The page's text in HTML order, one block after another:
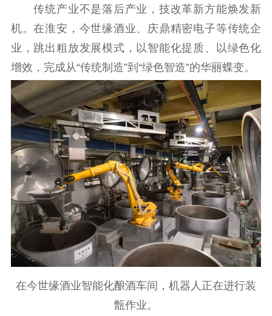
传统产业不是落后产业，技改革新方能焕发新
机。在淮安，今世缘酒业、庆鼎精密电子等传统企
业，跳出粗放发展模式，以智能化提质、以绿色化
增效，完成从“传统制造”到“绿色智造”的华丽蝶变。
在今世缘酒业智能化酿酒车间，机器人正在进行装
甑作业。